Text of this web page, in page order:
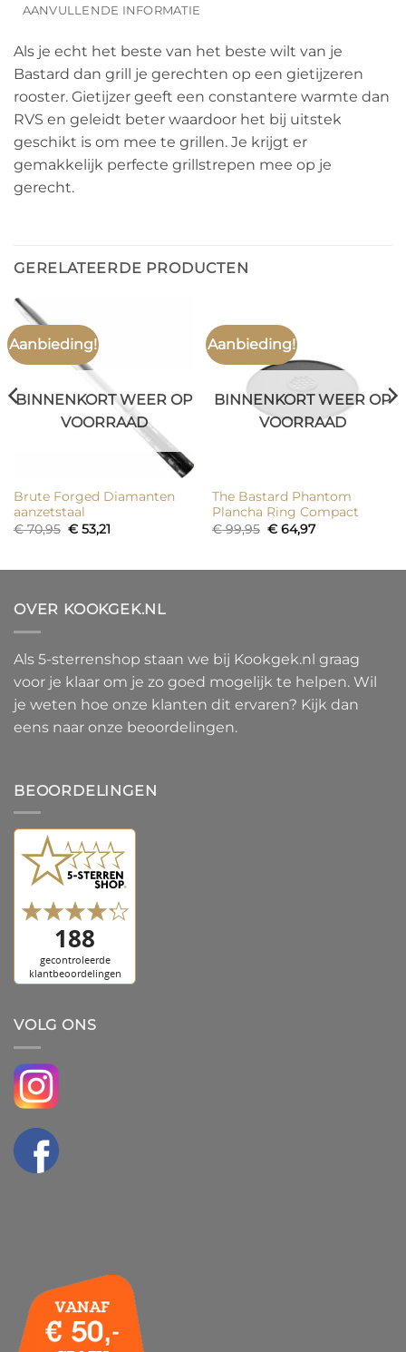
AANVULLENDE INFORMATIE
Als je echt het beste van het beste wilt van je
Bastard dan grill je gerechten op een gietijzeren
rooster. Gietijzer geeft een constantere warmte dan
RVS en geleidt beter waardoor het bij uitstek
geschikt is om mee te grillen. Je krijgt er
gemakkelijk perfecte grillstrepen mee op je
gerecht.
GERELATEERDE PRODUCTEN
Aanbieding!
BINNENKORT WEER OP
VOORRAAD
Brute Forged Diamanten
aanzetstaal
€70,95 Oorspronkelijke
€53,21Huidige
Aanbieding!
BINNENKORT WEER OP
VOORRAAD
The Bastard Phantom
Plancha Ring Compact
€99,95 Oorspronkelijke
€64,97Huidige
OVER KOOKGEK.NL
Als 5-sterrenshop staan we bij Kookgek.nl graag
voor je klaar om je zo goed mogelijk te helpen. Wil
je weten hoe onze klanten dit ervaren? Kijk dan
eens naar onze beoordelingen.
BEOORDELINGEN
VOLG ONS